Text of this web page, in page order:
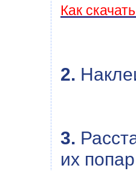
Как
2.
3.
их